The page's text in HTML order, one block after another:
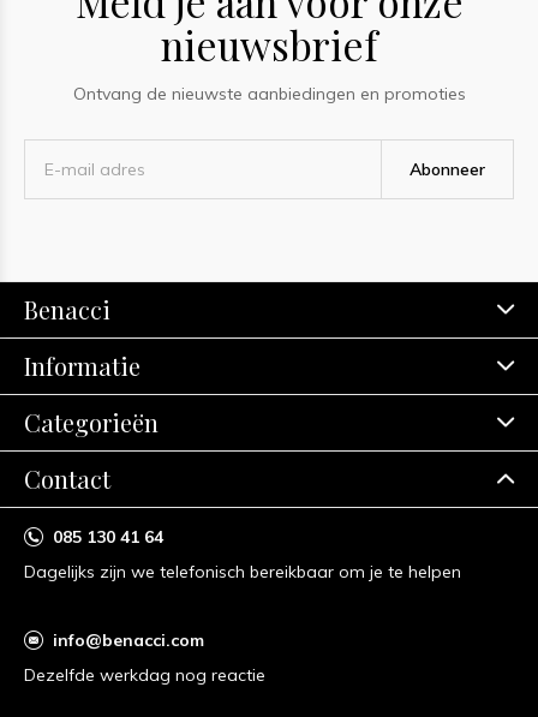
nieuwsbrief
Ontvang de nieuwste aanbiedingen en promoties
Abonneer
Benacci
Informatie
Categorieën
Contact
085 130 41 64
Dagelijks zijn we telefonisch bereikbaar om je te helpen
info@benacci.com
Dezelfde werkdag nog reactie